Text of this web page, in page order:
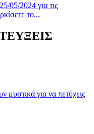
05/2024 για τις
το...
για να πετύχεις